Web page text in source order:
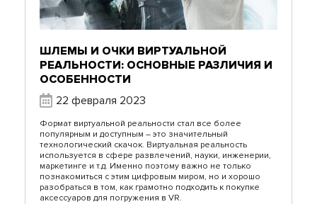
ШЛЕМЫ И ОЧКИ ВИРТУАЛЬНОЙ
РЕАЛЬНОСТИ: ОСНОВНЫЕ РАЗЛИЧИЯ И
ОСОБЕННОСТИ
22 февраля 2023
Формат виртуальной реальности стал все более
популярным и доступным – это значительный
технологический скачок. Виртуальная реальность
используется в сфере развлечений, науки, инженерии,
маркетинге и т.д. Именно поэтому важно не только
познакомиться с этим цифровым миром, но и хорошо
разобраться в том, как грамотно подходить к покупке
аксессуаров для погружения в VR.